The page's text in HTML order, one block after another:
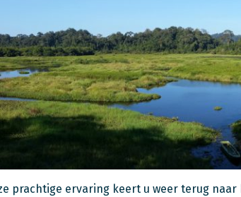
prachtige ervaring keert u weer terug